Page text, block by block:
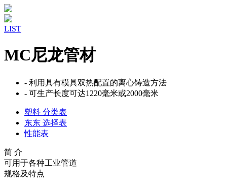
LIST
MC尼龙管材
- 利用具有模具双热配置的离心铸造方法
- 可生产长度可达1220毫米或2000毫米
塑料 分类表
东东 选择表
性能表
简 介
可用于各种工业管道
规格及特点